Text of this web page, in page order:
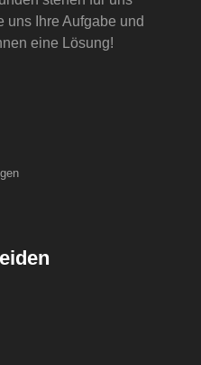
uns Ihre Aufgabe und
eine Lösung!